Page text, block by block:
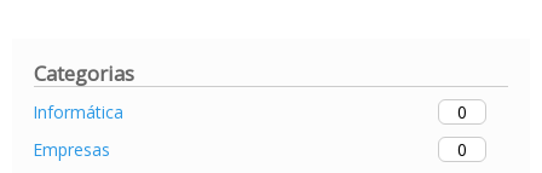
Categorias
Informática
0
Empresas
0